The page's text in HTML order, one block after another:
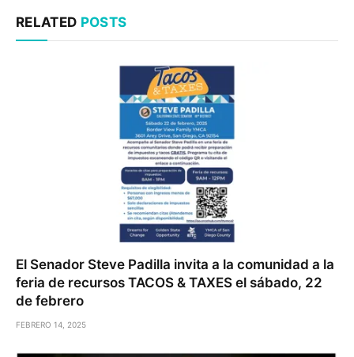
RELATED POSTS
El Senador Steve Padilla invita a la comunidad a la
feria de recursos TACOS & TAXES el sábado, 22
de febrero
FEBRERO 14, 2025